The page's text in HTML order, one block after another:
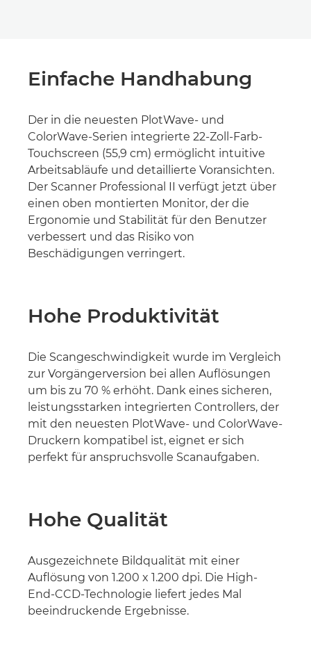
Einfache Handhabung
Der in die neuesten PlotWave- und
ColorWave-Serien integrierte 22-Zoll-Farb-
Touchscreen (55,9 cm) ermöglicht intuitive
Arbeitsabläufe und detaillierte Voransichten.
Der Scanner Professional II verfügt jetzt über
einen oben montierten Monitor, der die
Ergonomie und Stabilität für den Benutzer
verbessert und das Risiko von
Beschädigungen verringert.
Hohe Produktivität
Die Scangeschwindigkeit wurde im Vergleich
zur Vorgängerversion bei allen Auflösungen
um bis zu 70 % erhöht. Dank eines sicheren,
leistungsstarken integrierten Controllers, der
mit den neuesten PlotWave- und ColorWave-
Druckern kompatibel ist, eignet er sich
perfekt für anspruchsvolle Scanaufgaben.
Hohe Qualität
Ausgezeichnete Bildqualität mit einer
Auflösung von 1.200 x 1.200 dpi. Die High-
End-CCD-Technologie liefert jedes Mal
beeindruckende Ergebnisse.